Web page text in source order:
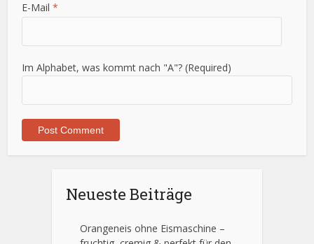
E-Mail*
Im Alphabet, was kommt nach "A"? (Required)
Neueste Beiträge
Orangeneis ohne Eismaschine –